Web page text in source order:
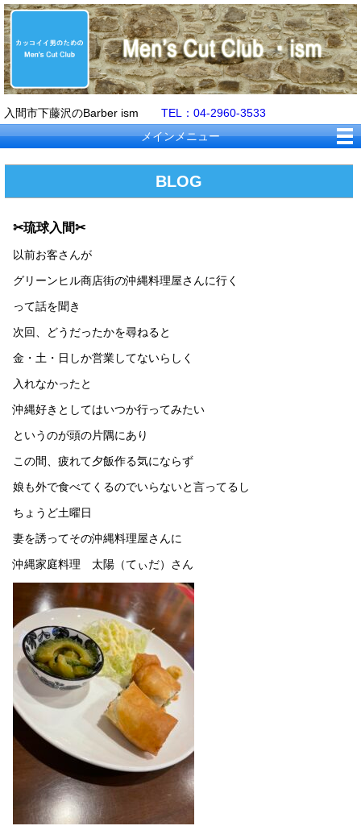
入間市下藤沢のBarber ism TEL：04-2960-3533
メインメニュー
BLOG
✂琉球入間✂
以前お客さんが
グリーンヒル商店街の沖縄料理屋さんに行く
って話を聞き
次回、どうだったかを尋ねると
金・土・日しか営業してないらしく
入れなかったと
沖縄好きとしてはいつか行ってみたい
というのが頭の片隅にあり
この間、疲れて夕飯作る気にならず
娘も外で食べてくるのでいらないと言ってるし
ちょうど土曜日
妻を誘ってその沖縄料理屋さんに
沖縄家庭料理 太陽（てぃだ）さん